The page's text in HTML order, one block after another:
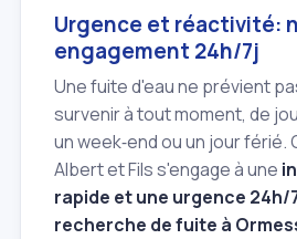
Urgence et réactivité:
engagement 24h/7j
Une fuite d'eau ne prévient
survenir à tout moment, de
un week‑end ou un jour férié.
Albert et Fils s'engage à une
rapide et une urgence 24h/
recherche de fuite à